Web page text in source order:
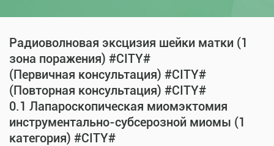
Радиоволновая эксцизия шейки матки (1
зона поражения) #CITY#
(Первичная консультация) #CITY#
(Повторная консультация) #CITY#
0.1 Лапароскопическая миомэктомия
инструментально-субсерозной миомы (1
категория) #CITY#